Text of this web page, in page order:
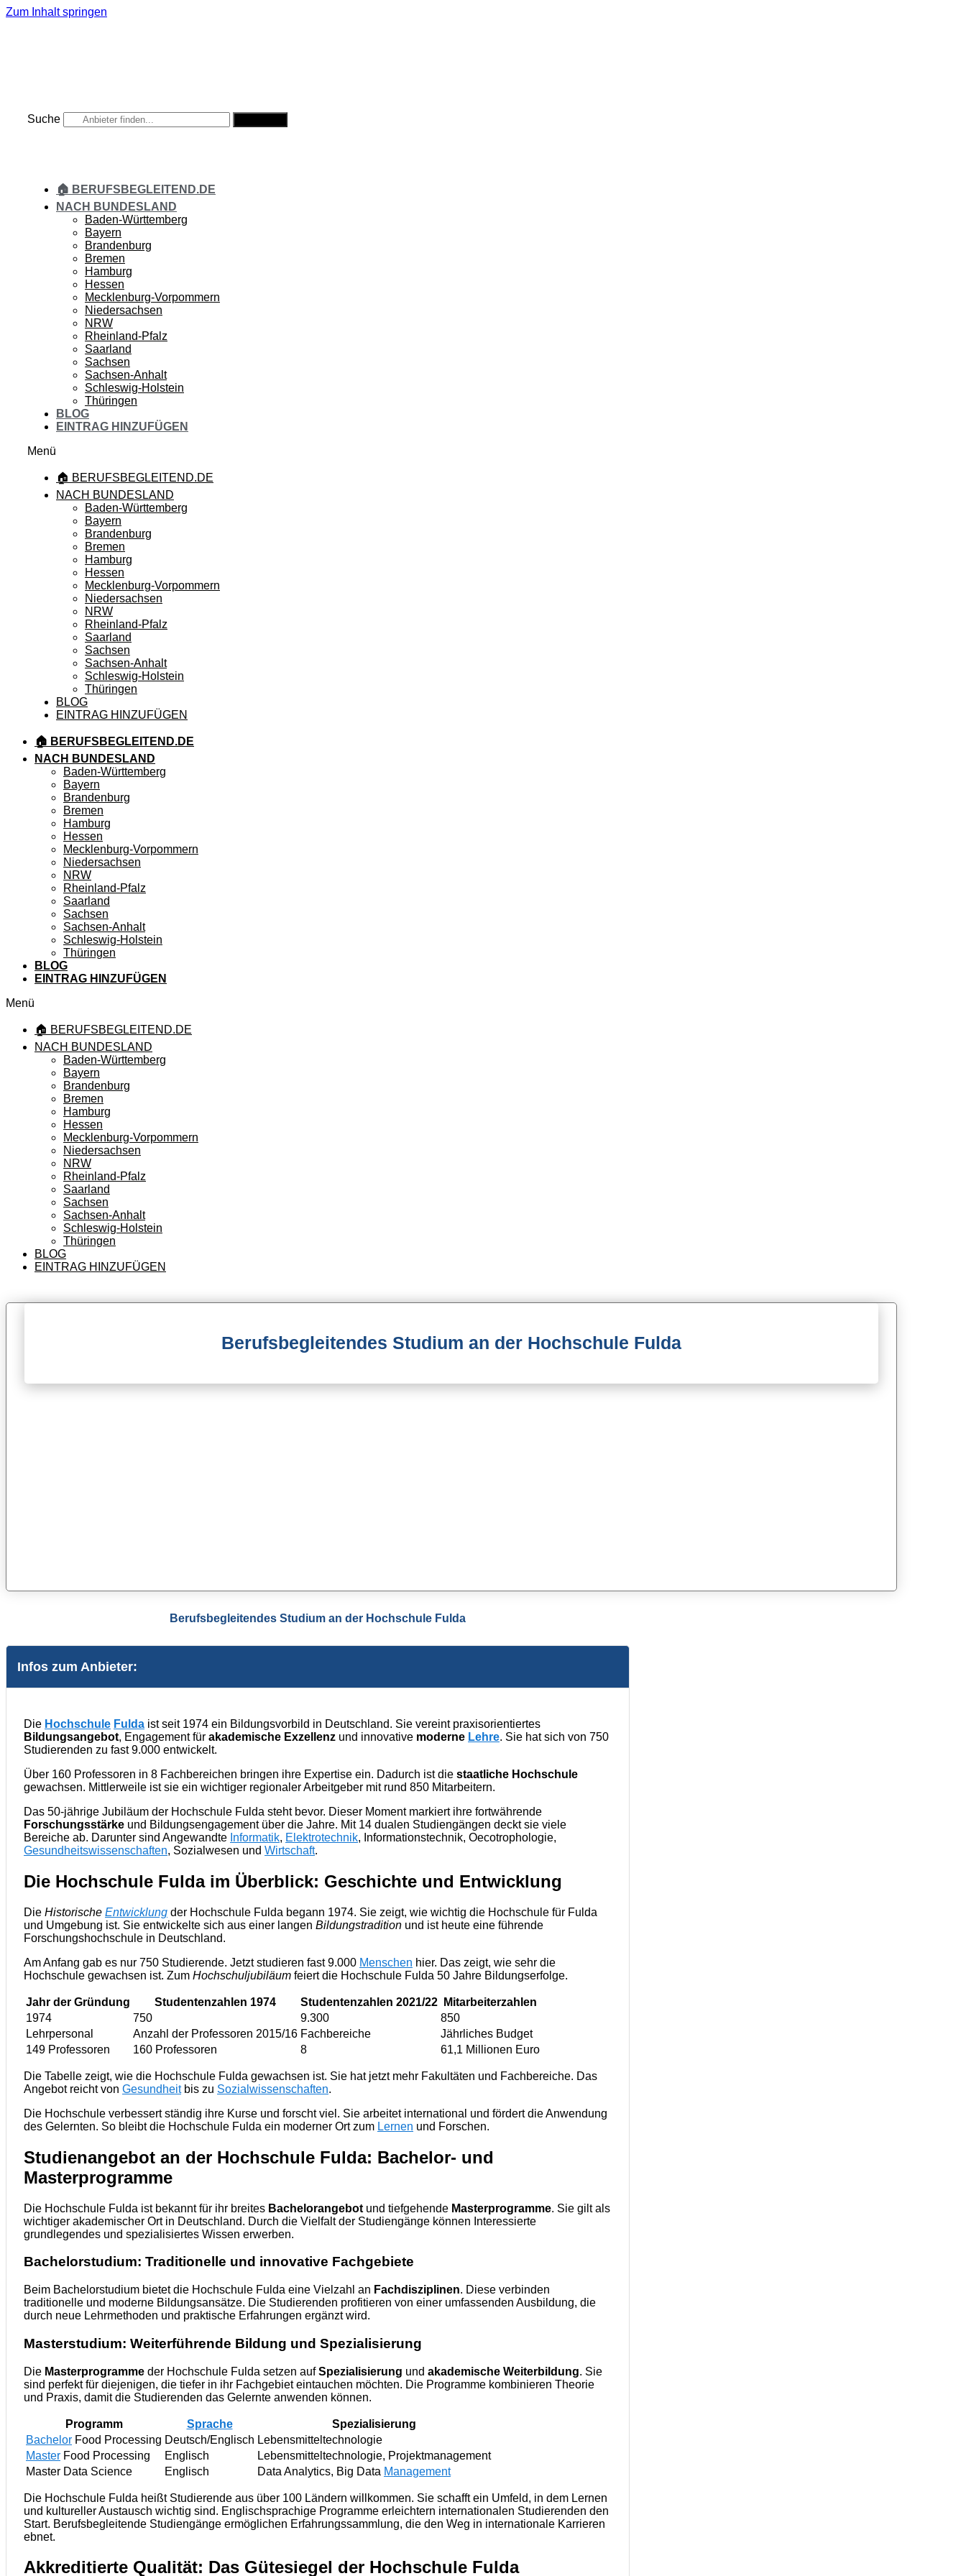
Zum Inhalt springen
Suche
🏠 BERUFSBEGLEITEND.DE
NACH BUNDESLAND
Baden-Württemberg
Bayern
Brandenburg
Bremen
Hamburg
Hessen
Mecklenburg-Vorpommern
Niedersachsen
NRW
Rheinland-Pfalz
Saarland
Sachsen
Sachsen-Anhalt
Schleswig-Holstein
Thüringen
BLOG
EINTRAG HINZUFÜGEN
Menü
🏠 BERUFSBEGLEITEND.DE
NACH BUNDESLAND
Baden-Württemberg
Bayern
Brandenburg
Bremen
Hamburg
Hessen
Mecklenburg-Vorpommern
Niedersachsen
NRW
Rheinland-Pfalz
Saarland
Sachsen
Sachsen-Anhalt
Schleswig-Holstein
Thüringen
BLOG
EINTRAG HINZUFÜGEN
🏠 BERUFSBEGLEITEND.DE
NACH BUNDESLAND
Baden-Württemberg
Bayern
Brandenburg
Bremen
Hamburg
Hessen
Mecklenburg-Vorpommern
Niedersachsen
NRW
Rheinland-Pfalz
Saarland
Sachsen
Sachsen-Anhalt
Schleswig-Holstein
Thüringen
BLOG
EINTRAG HINZUFÜGEN
Menü
🏠 BERUFSBEGLEITEND.DE
NACH BUNDESLAND
Baden-Württemberg
Bayern
Brandenburg
Bremen
Hamburg
Hessen
Mecklenburg-Vorpommern
Niedersachsen
NRW
Rheinland-Pfalz
Saarland
Sachsen
Sachsen-Anhalt
Schleswig-Holstein
Thüringen
BLOG
EINTRAG HINZUFÜGEN
Berufsbegleitendes Studium an der Hochschule Fulda
Berufsbegleitendes Studium an der Hochschule Fulda
Infos zum Anbieter:
Die Hochschule Fulda ist seit 1974 ein Bildungsvorbild in Deutschland. Sie vereint praxisorientiertes
Bildungsangebot, Engagement für akademische Exzellenz und innovative moderne Lehre. Sie hat sich von 750
Studierenden zu fast 9.000 entwickelt.
Über 160 Professoren in 8 Fachbereichen bringen ihre Expertise ein. Dadurch ist die staatliche Hochschule
gewachsen. Mittlerweile ist sie ein wichtiger regionaler Arbeitgeber mit rund 850 Mitarbeitern.
Das 50-jährige Jubiläum der Hochschule Fulda steht bevor. Dieser Moment markiert ihre fortwährende
Forschungsstärke und Bildungsengagement über die Jahre. Mit 14 dualen Studiengängen deckt sie viele
Bereiche ab. Darunter sind Angewandte Informatik, Elektrotechnik, Informationstechnik, Oecotrophologie,
Gesundheitswissenschaften, Sozialwesen und Wirtschaft.
Die Hochschule Fulda im Überblick: Geschichte und Entwicklung
Die Historische Entwicklung der Hochschule Fulda begann 1974. Sie zeigt, wie wichtig die Hochschule für Fulda
und Umgebung ist. Sie entwickelte sich aus einer langen Bildungstradition und ist heute eine führende
Forschungshochschule in Deutschland.
Am Anfang gab es nur 750 Studierende. Jetzt studieren fast 9.000 Menschen hier. Das zeigt, wie sehr die
Hochschule gewachsen ist. Zum Hochschuljubiläum feiert die Hochschule Fulda 50 Jahre Bildungserfolge.
Jahr der Gründung Studentenzahlen 1974 Studentenzahlen 2021/22
Mitarbeiterzahlen
1974
750 9.300
850
Lehrpersonal
Anzahl der Professoren 2015/16 Fachbereiche
Jährliches Budget
149 Professoren
160 Professoren 8 61,1 Millionen Euro
Die Tabelle zeigt, wie die Hochschule Fulda gewachsen ist. Sie hat jetzt mehr Fakultäten und Fachbereiche. Das
Angebot reicht von Gesundheitbis zu Sozialwissenschaften.
Die Hochschule verbessert ständig ihre Kurse und forscht viel. Sie arbeitet international und fördert die Anwendung
des Gelernten. So bleibt die Hochschule Fulda ein moderner Ort zum Lernen und Forschen.
Studienangebot an der Hochschule Fulda: Bachelor- und
Masterprogramme
Die Hochschule Fulda ist bekannt für ihr breites Bachelorangebot und tiefgehende Masterprogramme. Sie gilt als
wichtiger akademischer Ort in Deutschland. Durch die Vielfalt der Studiengänge können Interessierte
grundlegendes und spezialisiertes Wissen erwerben.
Bachelorstudium: Traditionelle und innovative Fachgebiete
Beim Bachelorstudium bietet die Hochschule Fulda eine Vielzahl an Fachdisziplinen. Diese verbinden
traditionelle und moderne Bildungsansätze. Die Studierenden profitieren von einer umfassenden Ausbildung, die
durch neue Lehrmethoden und praktische Erfahrungen ergänzt wird.
Masterstudium: Weiterführende Bildung und Spezialisierung
Die Masterprogramme der Hochschule Fulda setzen aufSpezialisierung und akademische Weiterbildung. Sie
sind perfekt für diejenigen, die tiefer in ihr Fachgebiet eintauchen möchten. Die Programme kombinieren Theorie
und Praxis, damit die Studierenden das Gelernte anwenden können.
Programm Sprache
Spezialisierung
Bachelor Food Processing Deutsch/Englisch Lebensmitteltechnologie
Master Food Processing Englisch
Lebensmitteltechnologie, Projektmanagement
Master Data Science
Englisch Data Analytics, Big Data Management
Die Hochschule Fulda heißt Studierende aus über 100 Ländern willkommen. Sie schafft ein Umfeld, in dem Lernen
und kultureller Austausch wichtig sind. Englischsprachige Programme erleichtern internationalen Studierenden den
Start. Berufsbegleitende Studiengänge ermöglichen Erfahrungssammlung, die den Weg in internationale Karrieren
ebnet.
Akkreditierte Qualität: Das Gütesiegel der Hochschule Fulda